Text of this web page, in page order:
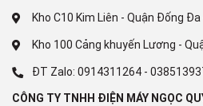
Chất liệu kính:
Kính cường lực
Kho C10 Kim Liên - Quận Đống Đa
Kho 100 Cảng khuyến Lương -
ĐT Zalo: 0914311264 -
CÔNG TY TNHH ĐIỆN MÁY NGỌC